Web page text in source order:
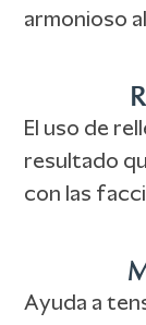
armonioso
El uso de
resultado
con las
Ayuda a